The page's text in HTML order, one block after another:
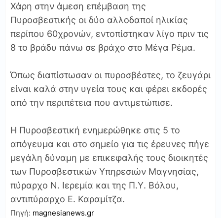
Χάρη στην άμεση επέμβαση της
Πυροσβεστικής οι δύο αλλοδαποί ηλικίας
περίπου 60χρονών, εντοπίστηκαν λίγο πριν τις
8 το βράδυ πάνω σε βράχο στο Μέγα Ρέμα.
Όπως διαπίστωσαν οι πυροσβέστες, το ζευγάρι
είναι καλά στην υγεία τους και φέρει εκδορές
από την περιπέτεια που αντιμετώπισε.
Η Πυροσβεστική ενημερώθηκε στις 5 το
απόγευμα και στο σημείο για τις έρευνες πήγε
μεγάλη δύναμη με επικεφαλής τους διοικητές
των Πυροσβεστικών Υπηρεσιών Μαγνησίας,
πύραρχο Ν. Ιερεμία και της Π.Υ. Βόλου,
αντιπύραρχο Ε. Καραμίτζα.
Πηγή: magnesianews.gr